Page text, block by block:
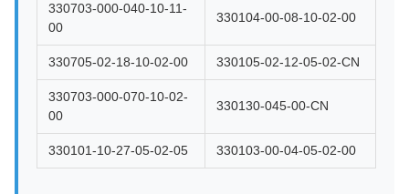
330703-000-040-10-11-
00
330104-00-08-10-02-00
330705-02-18-10-02-00 330105-02-12-05-02-CN
330703-000-070-10-02-
00
330130-045-00-CN
330101-10-27-05-02-05 330103-00-04-05-02-00